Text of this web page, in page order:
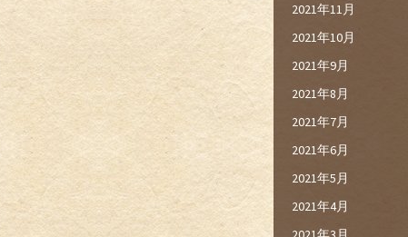
2021年11月
2021年10月
2021年9月
2021年8月
2021年7月
2021年6月
2021年5月
2021年4月